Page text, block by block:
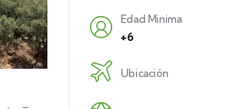
Edad Minima
+6
Ubicación